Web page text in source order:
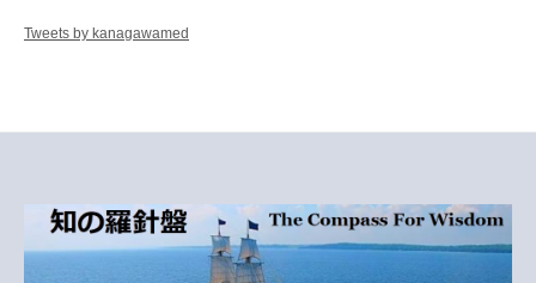
Tweets by kanagawamed